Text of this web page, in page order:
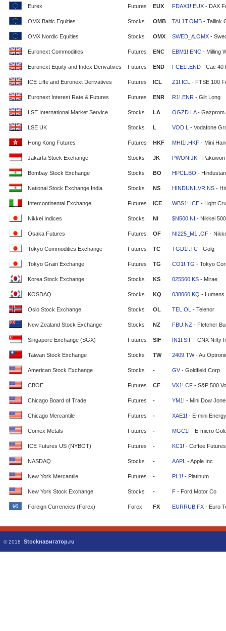
Eurex Futures EUX FDAX1!.EUX - DAX
OMX Baltic Equities Stocks OMB TAL1T.OMB - Tallink
OMX Nordic Equities Stocks OMX SWED_A.OMX -
Euronext Commodities Futures ENC EBM1!.ENC - Milling
Euronext Equity and Index Derivatives Futures END FCE1!.END - Cac 40
ICE Liffe and Euronext Derivatives Futures ICL Z1!.ICL - FTSE 100
Euronext Interest Rate & Futures Futures ENR R1!.ENR - Gilt Long
LSE International Market Service Stocks LA OGZD.LA- Gazprom
LSE UK Stocks L VOD.L - Vodafone
Hong Kong Futures Futures HKF MHI1!.HKF - Mini
Jakarta Stock Exchange Stocks JK PWON.JK -
Bombay Stock Exchange Stocks BO HPCL.BO -
National Stock Exchange India Stocks NS HINDUNILVR.NS -
Intercontinental Exchange Futures ICE WBS1!.ICE - Light
Nikkei Indices Stocks NI $N500.NI - Nikkei 500
Osaka Futures Futures OF NI225_M1!.OF -
Tokyo Commodities Exchange Futures TC TGD1!.TC - Golg
Tokyo Grain Exchange Futures TG CO1!.TG - Tokyo
Korea Stock Exchange Stocks KS 025560.KS - Mirae
KOSDAQ Stocks KQ 038060.KQ - Lumens
Oslo Stock Exchange Stocks OL TEL.OL - Telenor
New Zealand Stock Exchange Stocks NZ FBU.NZ - Fletcher
Singapore Exchange (SGX) Futures SIF IN1!.SIF - CNX Nifty
Taiwan Stock Exchange Stocks TW 2409.TW- Au
American Stock Exchange Stocks - GV - Goldfield Corp
CBOE Futures CF VX1!.CF - S&P 500
Chicago Board of Trade Futures - YM1! - Mini Dow
Chicago Mercantile Futures - XAE1! - E-mini
Comex Metals Futures - MGC1! - E-micro
ICE Futures US (NYBOT) Futures - KC1! - Coffee Futures
NASDAQ Stocks - AAPL - Apple Inc
New York Mercantile Futures - PL1! - Platinum
New York Stock Exchange Stocks - F - Ford Motor Co
Foreign Currencies (Forex) Forex FX EURRUB.FX - Euro
© 2018 Stockнавигатор.ru